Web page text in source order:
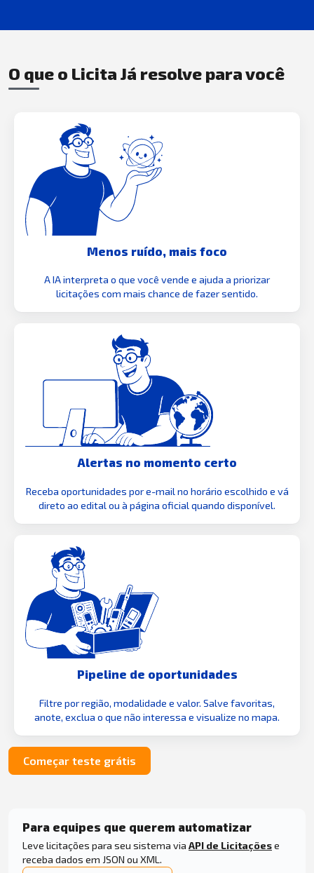
O que o Licita Já resolve para você
Menos ruído, mais foco
A IA interpreta o que você vende e ajuda a priorizar
licitações com mais chance de fazer sentido.
Alertas no momento certo
Receba oportunidades por e-mail no horário escolhido e vá
direto ao edital ou à página oficial quando disponível.
Pipeline de oportunidades
Filtre por região, modalidade e valor. Salve favoritas,
anote, exclua o que não interessa e visualize no mapa.
Começar teste grátis
Para equipes que querem automatizar
Leve licitações para seu sistema via API de Licitaçõese
receba dados em JSON ou XML.